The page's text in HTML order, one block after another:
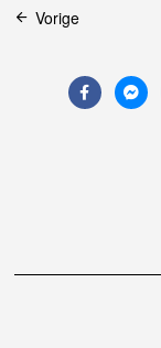
Bericht
navigatie
Vorige